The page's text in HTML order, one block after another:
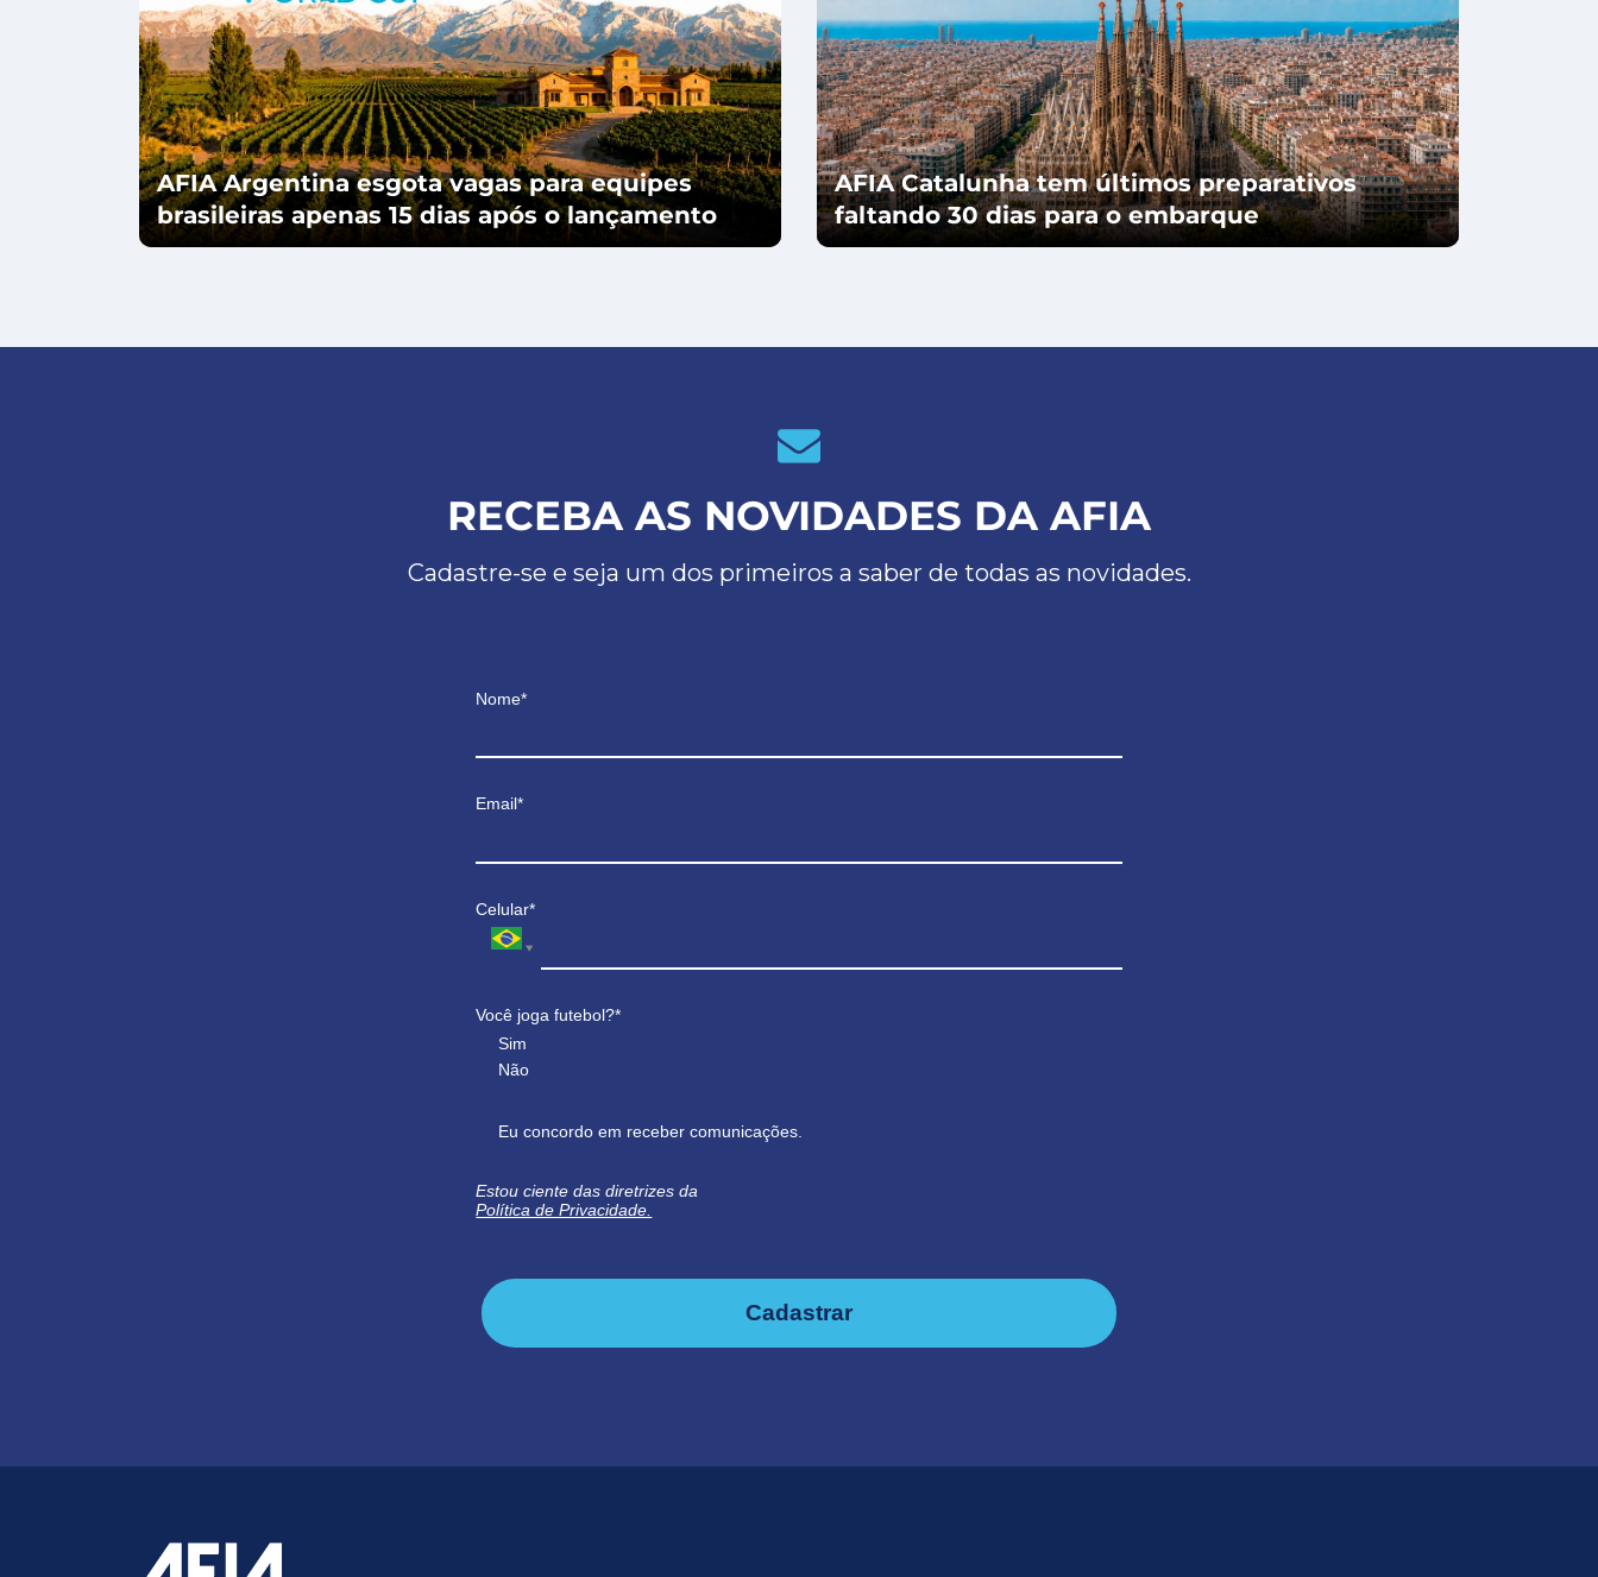
AFIA Argentina esgota vagas para equipes
brasileiras apenas 15 dias após o lançamento
AFIA Catalunha tem últimos preparativos
faltando 30 dias para o embarque
RECEBA AS NOVIDADES DA AFIA
Cadastre-se e seja um dos primeiros a saber de todas as novidades.
Nome*
Email*
Celular*
Você joga futebol?*
Sim
Não
Eu concordo em receber comunicações.
Estou ciente das diretrizes da
Política de Privacidade.
Cadastrar